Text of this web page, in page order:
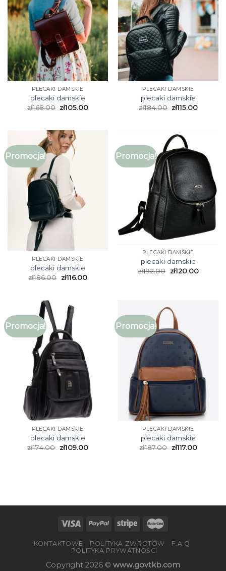
PLECAKI DAMSKIE
plecaki damskie
zł168.00 zł105.00
PLECAKI DAMSKIE
plecaki damskie
zł184.00 zł115.00
Promocja!
PLECAKI DAMSKIE
plecaki damskie
zł186.00 zł116.00
Promocja!
PLECAKI DAMSKIE
plecaki damskie
zł192.00 zł120.00
Promocja!
PLECAKI DAMSKIE
plecaki damskie
zł174.00 zł109.00
Promocja!
PLECAKI DAMSKIE
plecaki damskie
zł187.00 zł117.00
KONTAKTOWE POLITYKA ZWROTÓW
F.A.Q
POLITYKA PRYWATNOŚCI
Copyright 2026 © www.govtkb.com